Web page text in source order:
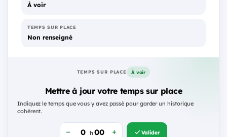
À voir
TEMPS SUR PLACE
Non renseigné
TEMPS SUR PLACE À voir
Mettre à jour votre temps sur place
Indiquez le temps que vous y avez passé pour garder un historique
cohérent.
h Valider